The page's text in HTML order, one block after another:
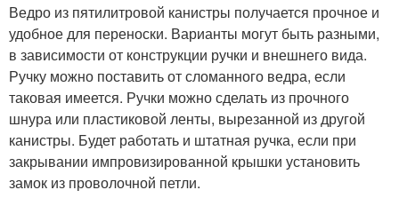
Ведро из пятилитровой канистры получается прочное и
удобное для переноски. Варианты могут быть разными,
в зависимости от конструкции ручки и внешнего вида.
Ручку можно поставить от сломанного ведра, если
таковая имеется. Ручки можно сделать из прочного
шнура или пластиковой ленты, вырезанной из другой
канистры. Будет работать и штатная ручка, если при
закрывании импровизированной крышки установить
замок из проволочной петли.